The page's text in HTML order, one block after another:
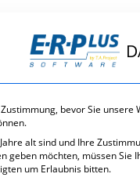
bevor Sie unsere
alt sind und Ihre
geben möchten, müssen Sie
um Erlaubnis bitten.